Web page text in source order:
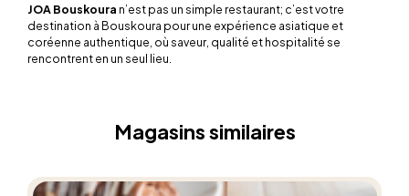
JOA Bouskoura n’est pas un simple restaurant; c’est votre
destination à Bouskoura pour une expérience asiatique et
coréenne authentique, où saveur, qualité et hospitalité se
rencontrent en un seul lieu.
Magasins similaires